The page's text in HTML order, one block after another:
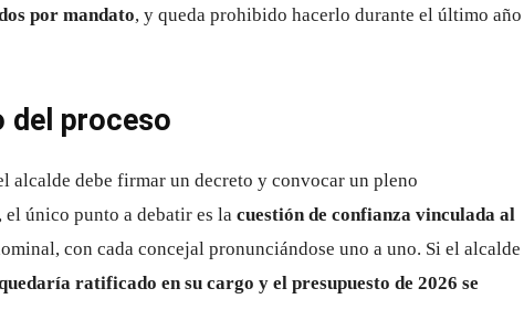
por mandato, y queda prohibido hacerlo durante el último año
del proceso
alcalde debe firmar un decreto y convocar un pleno
único punto a debatir es la cuestión de confianza vinculada al
con cada concejal pronunciándose uno a uno. Si el alcalde
ratificado en su cargo y el presupuesto de 2026 se